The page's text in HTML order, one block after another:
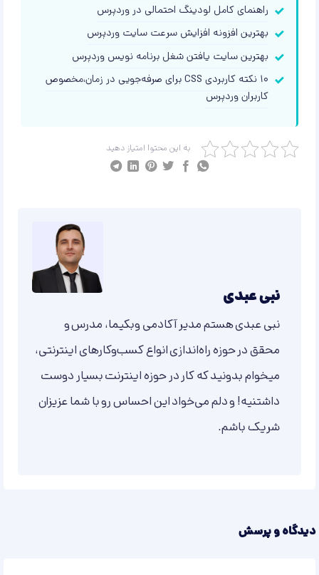
راهنمای کامل لودینگ احتمالی در وردپرس
بهترین افزونه افزایش سرعت سایت وردپرس
بهترین سایت یافتن شغل برنامه نویس وردپرس
۱۰ نکته کاربردی CSS برای صرفه‌جویی در زمان،مخصوص
کاربران وردپرس
به این محتوا امتیاز دهید
نبی عبدی
نبی عبدی هستم مدیر آکادمی وبکیما، مدرس و
محقق در حوزه راه‌اندازی انواع کسب‌وکارهای اینترنتی،
میخوام بدونید که کار در حوزه اینترنت بسیار دوست
داشتنیه! و دلم می‌خواد این احساس رو با شما عزیزان
شریک باشم.
دیدگاه و پرسش